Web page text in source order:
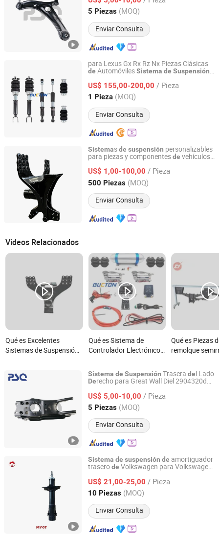
5 Piezas (MOQ)
Enviar Consulta
Guangdong, China Desde 2025
para Lexus Gx Rx Rz Nx Piezas Clásicas
de AutomóvilesSistema de Suspensión
US$ 155,00-200,00 / Pieza
1 Pieza (MOQ)
Enviar Consulta
Qingdao GKT Shock Absorption Technology Co., Ltd.
Shandong, China Desde 2024
Sistemasde suspensión personalizables
para piezas y componentesde vehículos
US$ 1,00-100,00 / Pieza
500 Piezas (MOQ)
Enviar Consulta
Shiyan Keheng Machinery Manufacturing Co., Ltd
Hubei, China Desde 2026
Videos Relacionados
Qué es Excelentes
Sistemas de Suspensión
Qué es Sistema de
Controlador Electrónico
Distribución Cuádruple
para Sistema de
de Vehículo Camión
Pickup
Qué es Piezas
remolque
eje Triple eje
suspensión
Sistema de Suspensión Trasera del Lado
Derecho para Great Wall Diel 2904320d01
US$ 5,00-10,00 / Pieza
5 Piezas (MOQ)
Enviar Consulta
Guangzhou PSQ Auto Parts Co.,Ltd.
Guangdong, China Desde 2025
Sistema de suspensión de amortiguador
traserode Volkswagen para Volkswagen
US$ 21,00-25,00 / Pieza
10 Piezas (MOQ)
Enviar Consulta
Sichuan Mighty Machinery Co., Ltd.
Sichuan, China Desde 2020